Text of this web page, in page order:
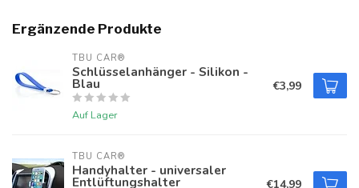
Ergänzende Produkte
TBU CAR®
Schlüsselanhänger - Silikon -
Blau
Auf Lager
€3,99
TBU CAR®
Handyhalter - universaler
Entlüftungshalter €14,99